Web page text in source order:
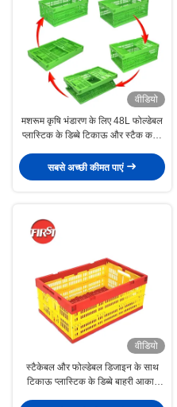
वीडियो
मशरूम कृषि भंडारण के लिए 48L फोल्डेबल
प्लास्टिक के डिब्बे टिकाऊ और स्टैक करने
सबसे अच्छी कीमत पाएं
वीडियो
स्टैकेबल और फोल्डेबल डिजाइन के साथ
टिकाऊ प्लास्टिक के डिब्बे बाहरी आकार